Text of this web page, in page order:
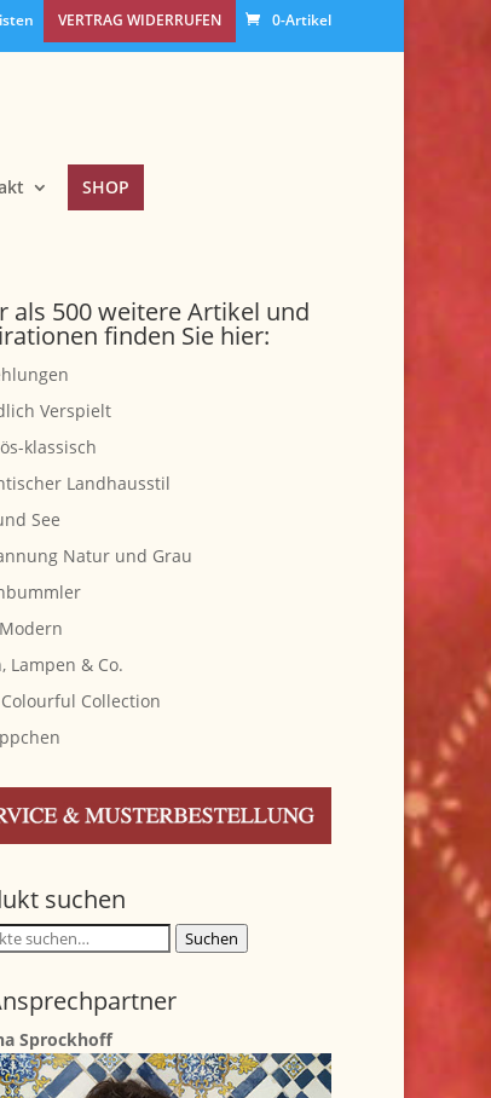
VERTRAG WIDERRUFEN 0-Artikel
SHOP
als 500 weitere Artikel und
finden Sie hier:
Verspielt
klassisch
Landhausstil
See
Natur und Grau
Lampen & Co.
Collection
suchen
Suchen
Sprockhoff